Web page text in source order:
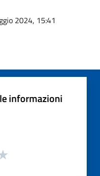
2024, 15:41
informazioni